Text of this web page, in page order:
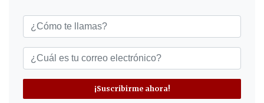
¡Suscribirme ahora!